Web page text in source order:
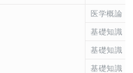
医学概論
基礎知識
基礎知識
基礎知識